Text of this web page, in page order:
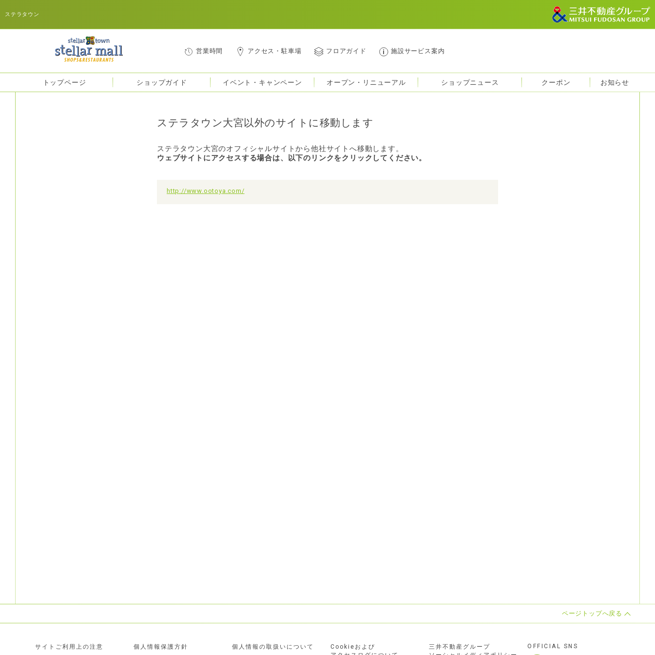
ステラタウン
営業時間 アクセス・駐車場 フロアガイド 施設サービス案内
トップページ ショップガイド イベント・キャンペーン オープン・リニューアル ショップニュース クーポン お知らせ
ステラタウン大宮以外のサイトに移動します
ステラタウン大宮のオフィシャルサイトから他社サイトへ移動します。
ウェブサイトにアクセスする場合は、以下のリンクをクリックしてください。
http://www.ootoya.com/
ページトップへ戻る
サイトご利用上の注意 個人情報保護方針 個人情報の取扱いについて
Cookieおよび
三井不動産グループ
OFFICIAL SNS